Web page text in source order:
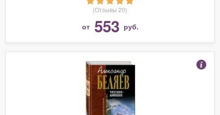
(Отзывы 20)
от 553 руб.